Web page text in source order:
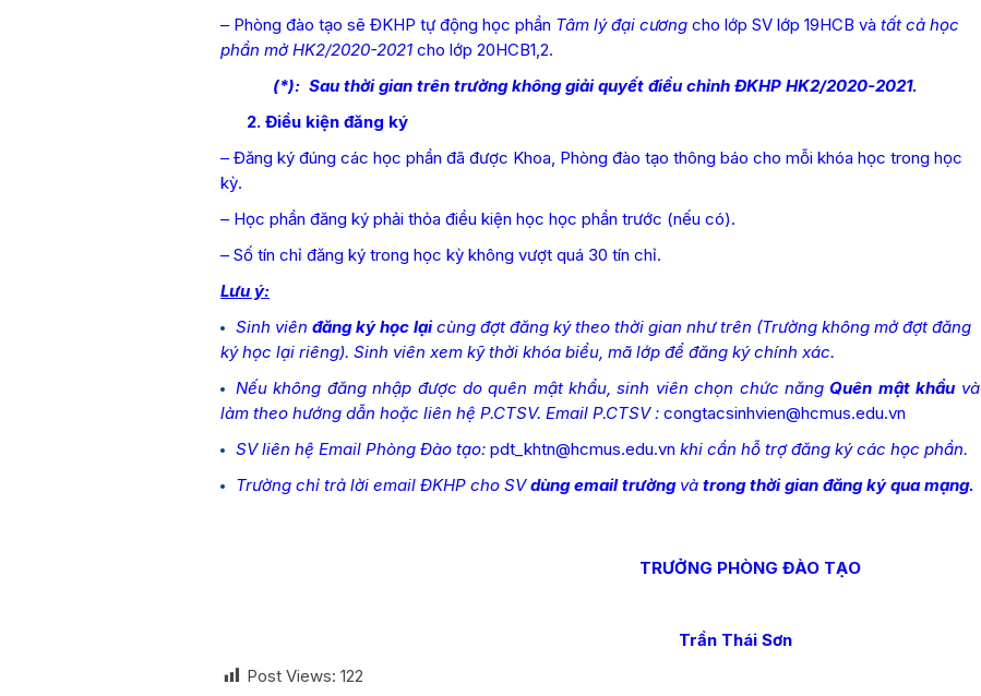
– Phòng đào tạo sẽ ĐKHP tự động học phần Tâm lý đại cương cho lớp SV lớp 19HCB và tất cả học
phần mở HK2/2020-2021 cho lớp 20HCB1,2.
(*): Sau thời gian trên trường không giải quyết điều chỉnh ĐKHP HK2/2020-2021.
2. Điều kiện đăng ký
– Đăng ký đúng các học phần đã được Khoa, Phòng đào tạo thông báo cho mỗi khóa học trong học
kỳ.
– Học phần đăng ký phải thỏa điều kiện học học phần trước (nếu có).
– Số tín chỉ đăng ký trong học kỳ không vượt quá 30 tín chỉ.
Lưu ý:
Sinh viên đăng ký học lạicùng đợt đăng ký theo thời gian như trên (Trường không mở đợt đăng
ký học lại riêng). Sinh viên xem kỹ thời khóa biểu, mã lớp để đăng ký chính xác.
Nếu không đăng nhập được do quên mật khẩu, sinh viênchọn chức năngQuên mật khẩu và
làm theo hướng dẫn hoặc liên hệ P.CTSV. Email P.CTSV : congtacsinhvien@hcmus.edu.vn
SV liên hệ Email Phòng Đào tạo: pdt_khtn@hcmus.edu.vn khi cần hỗ trợ đăng ký các học phần.
Trường chỉ trả lời email ĐKHP cho SVdùng email trườngvà trong thời gian đăng ký qua mạng.
TRƯỞNG PHÒNG ĐÀO TẠO
Trần Thái Sơn
Post Views: 122